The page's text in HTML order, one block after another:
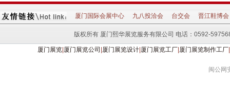
厦门国际会展中心 九八投洽会 台交会 晋江鞋博会
版权所有 厦门熙华展览服务有限公司 电话：0592-
厦门展览 厦门展览公司 厦门展览设计 厦门展览工厂 厦门展览制作工厂
闽公网